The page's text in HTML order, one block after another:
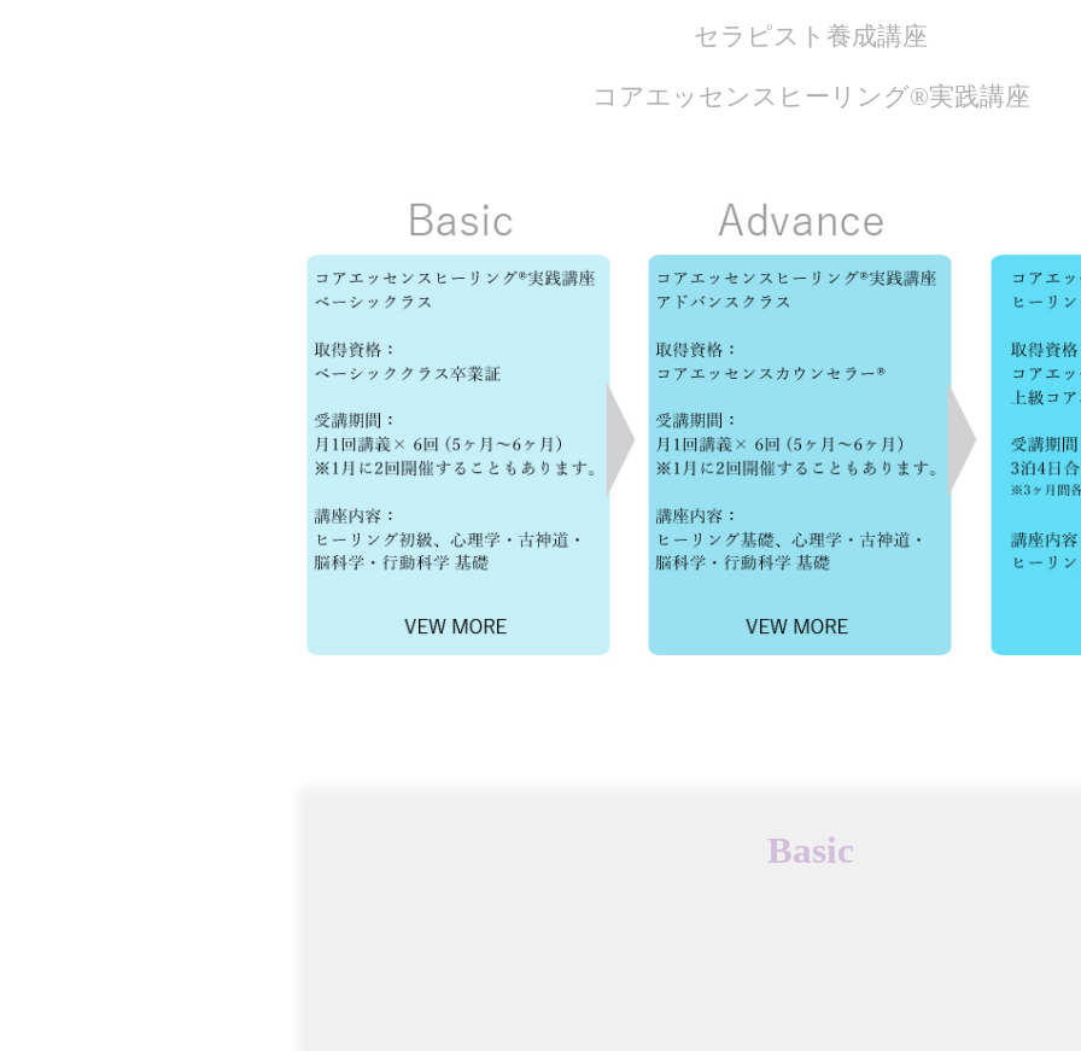
セラピスト養成講座
コアエッセンスヒーリング®実践講座
Basic